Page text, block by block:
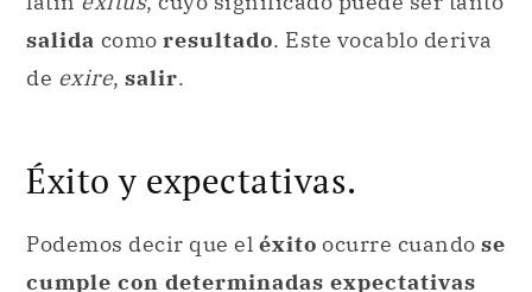
salida como resultado. Este vocablo deriva
de exire, salir.
Éxito y expectativas.
Podemos decir que el éxito ocurre cuando se
cumple con determinadas expectativas